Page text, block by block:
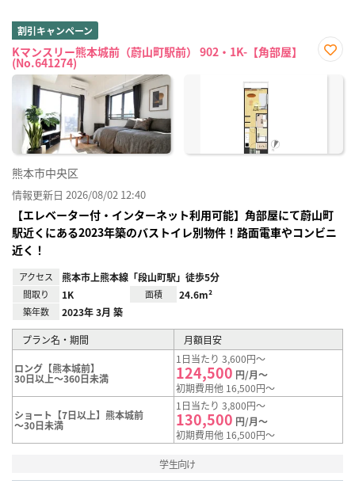
割引キャンペーン
Kマンスリー熊本城前（蔚山町駅前） 902・1K-【角部屋】
(No.641274)
に入
熊本市中央区
情報更新日 2026/08/02 12:40
【エレベーター付・インターネット利用可能】角部屋にて蔚山町
駅近くにある2023年築のバストイレ別物件！路面電車やコンビニ
近く！
アクセス 熊本市上熊本線「段山町駅」徒歩5分
間取り 1K 面積 24.6m²
築年数 2023年 3月 築
プラン名・期間 月額目安
ロング【熊本城前】
30日以上～360日未満
1日当たり 3,600円～
124,500 円/月～
初期費用他 16,500円～
ショート【7日以上】熊本城前
～30日未満
1日当たり 3,800円～
130,500 円/月～
初期費用他 16,500円～
学生向け